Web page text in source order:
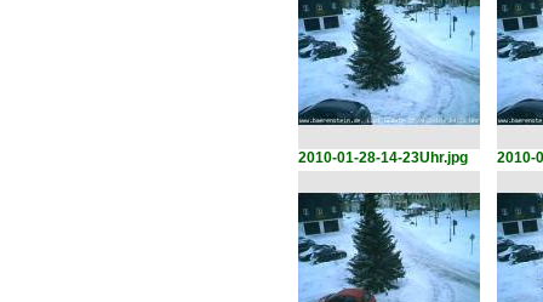
2010-01-28-14-23Uhr.jpg 2010-